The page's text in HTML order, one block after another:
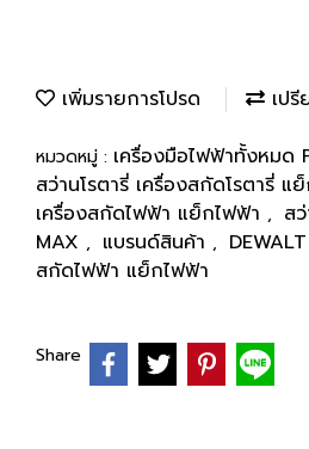
เพิ่มรายการโปรด เป
หมวดหมู่ : เครื่องมือไฟฟ้าทั้งหมด
สว่านโรตารี่ เครื่องสกัดโรตารี่ แ
เครื่องสกัดไฟฟ้า แย็กไฟฟ้า , ส
MAX , แบรนด์สินค้า , DEWALT
สกัดไฟฟ้า แย็กไฟฟ้า
Share